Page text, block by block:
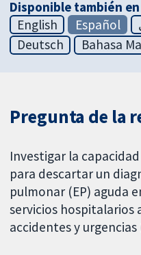
Disponible también en
English
Español
Deutsch
Bahasa
Pregunta de la
Investigar la
para descartar un
pulmonar (EP) aguda
servicios hospitalarios
accidentes y urgencias